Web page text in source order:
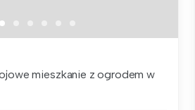
mieszkanie z ogrodem w